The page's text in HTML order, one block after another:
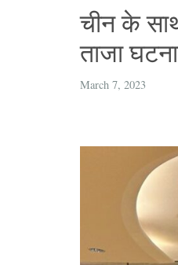
चीन के
ताजा
March 7, 2023